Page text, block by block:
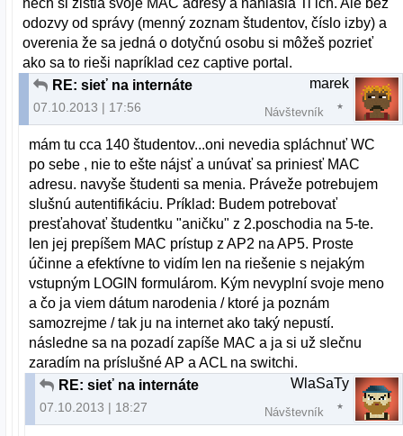
odozvy od správy (menný zoznam študentov, číslo izby) a
overenia že sa jedná o dotyčnú osobu si môžeš pozrieť
ako sa to rieši napríklad cez captive portal.
RE: sieť na internáte
07.10.2013 | 17:56
marek
Návštevník
mám tu cca 140 študentov...oni nevedia spláchnuť WC
po sebe , nie to ešte nájsť a unúvať sa priniesť MAC
adresu. navyše študenti sa menia. Práveže potrebujem
slušnú autentifikáciu. Príklad: Budem potrebovať
presťahovať študentku "aničku" z 2.poschodia na 5-te.
len jej prepíšem MAC prístup z AP2 na AP5. Proste
účinne a efektívne to vidím len na riešenie s nejakým
vstupným LOGIN formulárom. Kým nevyplní svoje meno
a čo ja viem dátum narodenia / ktoré ja poznám
samozrejme / tak ju na internet ako taký nepustí.
následne sa na pozadí zapíše MAC a ja si už slečnu
zaradím na príslušné AP a ACL na switchi.
RE: sieť na internáte
07.10.2013 | 18:27
WlaSaTy
Návštevník